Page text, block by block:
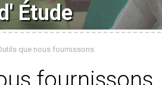
Étude
que nous fournissons
fournissons